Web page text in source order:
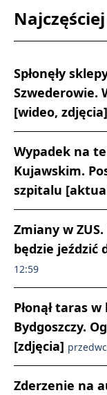
Spłonęły
Szwederowie.
[wideo, zdjęcia]
Wypadek na
Kujawskim.
szpitalu
Zmiany w
będzie jeździć
12:59
Płonął taras
Bydgoszczy.
[zdjęcia]
Zderzenie na